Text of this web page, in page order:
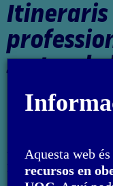
Itineraris
sector
tercer
Autoria: Montserrat
L'encàrrec i la creació
Aquesta web
recursos en